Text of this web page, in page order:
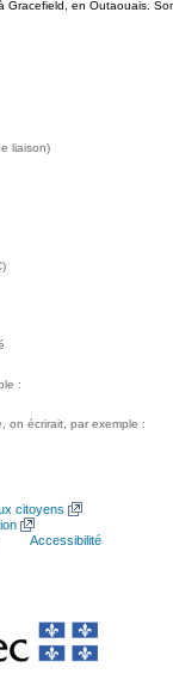
en Outaouais.
liaison)
:
on écrirait, par exemple :
citoyens
Accessibilité